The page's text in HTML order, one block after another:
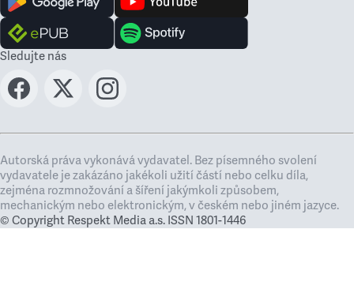
Sledujte nás
Autorská práva vykonává vydavatel. Bez písemného svolení
vydavatele je zakázáno jakékoli užití částí nebo celku díla,
zejména rozmnožování a šíření jakýmkoli způsobem,
mechanickým nebo elektronickým, v českém nebo jiném jazyce.
© Copyright Respekt Media a.s. ISSN 1801-1446